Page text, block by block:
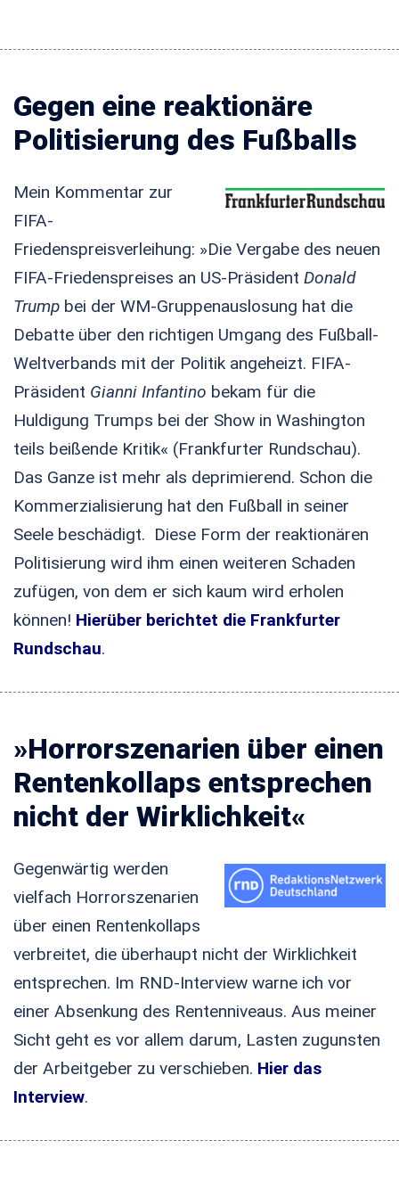
Gegen eine reaktionäre
Politisierung des Fußballs
Mein Kommentar zur
FIFA-
Friedenspreisverleihung: »Die Vergabe des neuen
FIFA-Friedenspreises an US-Präsident Donald
Trump bei der WM-Gruppenauslosung hat die
Debatte über den richtigen Umgang des Fußball-
Weltverbands mit der Politik angeheizt. FIFA-
Präsident Gianni Infantino bekam für die
Huldigung Trumps bei der Show in Washington
teils beißende Kritik« (Frankfurter Rundschau).
Das Ganze ist mehr als deprimierend. Schon die
Kommerzialisierung hat den Fußball in seiner
Seele beschädigt. Diese Form der reaktionären
Politisierung wird ihm einen weiteren Schaden
zufügen, von dem er sich kaum wird erholen
können! Hierüber berichtet die Frankfurter
Rundschau.
»Horrorszenarien über einen
Rentenkollaps entsprechen
nicht der Wirklichkeit«
Gegenwärtig werden
vielfach Horrorszenarien
über einen Rentenkollaps
verbreitet, die überhaupt nicht der Wirklichkeit
entsprechen. Im RND-Interview warne ich vor
einer Absenkung des Rentenniveaus. Aus meiner
Sicht geht es vor allem darum, Lasten zugunsten
der Arbeitgeber zu verschieben. Hier das
Interview.